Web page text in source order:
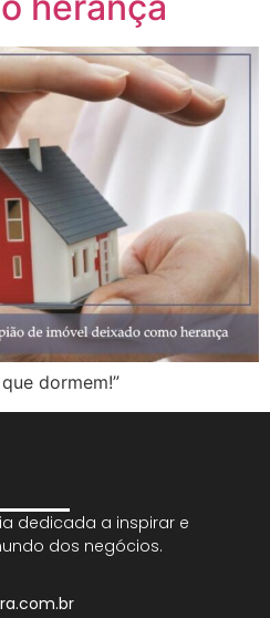
dormem!”
dedicada a inspirar e
dos negócios.